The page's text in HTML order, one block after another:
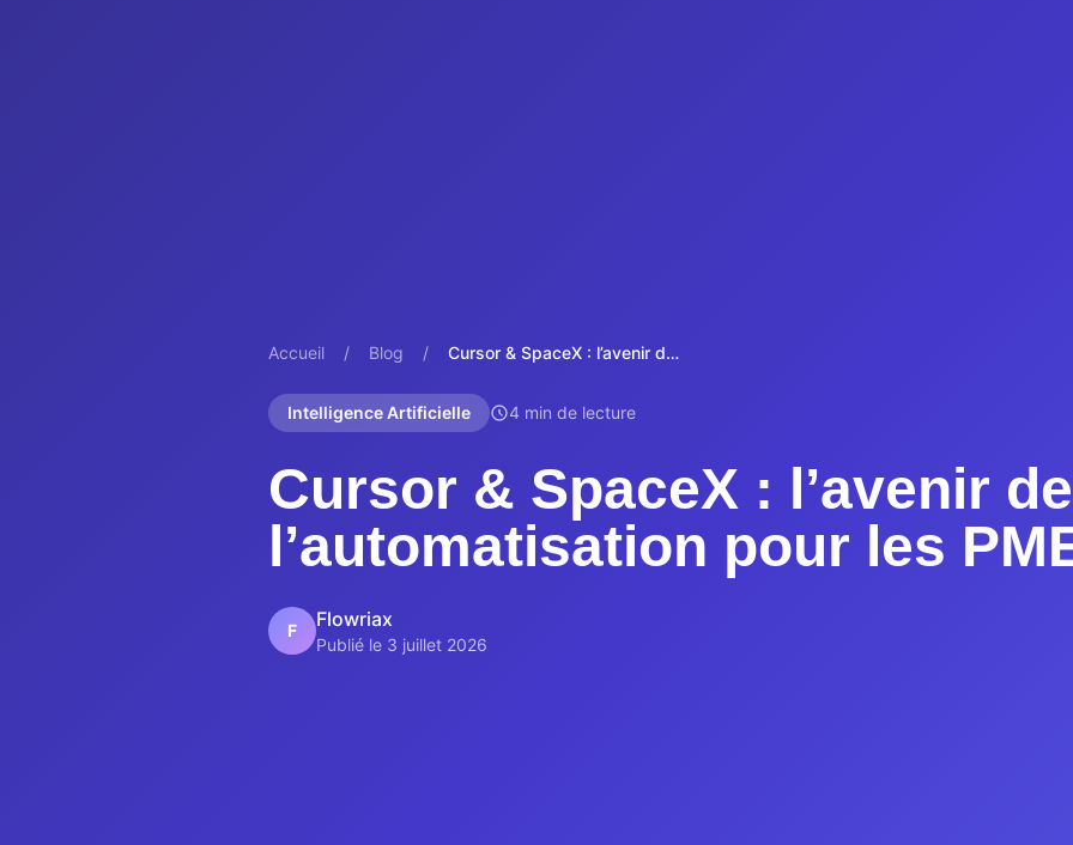
Accueil / Blog / Cursor & SpaceX : l’avenir de l’automatisation pour les PME
Intelligence Artificielle 4 min de lecture
Cursor & SpaceX : l’avenir de
l’automatisation pour les
F Flowriax
Publié le 3 juillet 2026